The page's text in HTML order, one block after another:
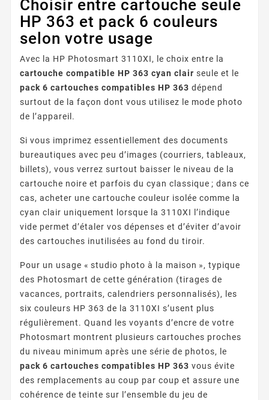
Choisir entre cartouche seule
HP 363 et pack 6 couleurs
selon votre usage
Avec la HP Photosmart 3110XI, le choix entre la
cartouche compatible HP 363 cyan clair seule et le
pack 6 cartouches compatibles HP 363 dépend
surtout de la façon dont vous utilisez le mode photo
de l’appareil.
Si vous imprimez essentiellement des documents
bureautiques avec peu d’images (courriers, tableaux,
billets), vous verrez surtout baisser le niveau de la
cartouche noire et parfois du cyan classique ; dans ce
cas, acheter une cartouche couleur isolée comme la
cyan clair uniquement lorsque la 3110XI l’indique
vide permet d’étaler vos dépenses et d’éviter d’avoir
des cartouches inutilisées au fond du tiroir.
Pour un usage « studio photo à la maison », typique
des Photosmart de cette génération (tirages de
vacances, portraits, calendriers personnalisés), les
six couleurs HP 363 de la 3110XI s’usent plus
régulièrement. Quand les voyants d’encre de votre
Photosmart montrent plusieurs cartouches proches
du niveau minimum après une série de photos, le
pack 6 cartouches compatibles HP 363 vous évite
des remplacements au coup par coup et assure une
cohérence de teinte sur l’ensemble du jeu de